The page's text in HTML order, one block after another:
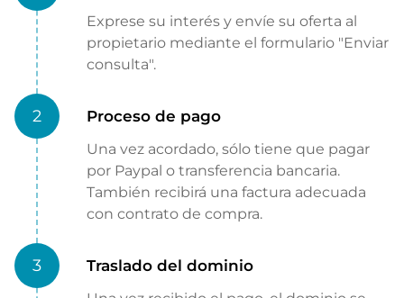
Exprese su interés y envíe su oferta al
propietario mediante el formulario "Enviar
consulta".
2 Proceso de pago
Una vez acordado, sólo tiene que pagar
por Paypal o transferencia bancaria.
También recibirá una factura adecuada
con contrato de compra.
3 Traslado del dominio